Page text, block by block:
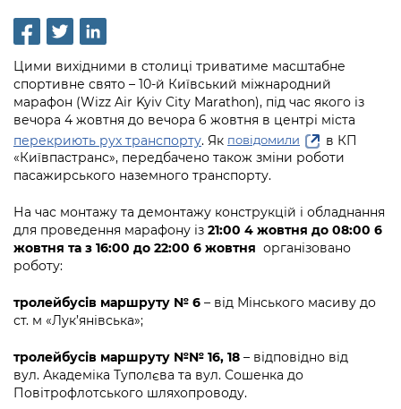
Проєкти розпоряджень, що
перебувають на погодженні КМВА
Рішення Київради
Контактна інформація
Графік роботи та прийому громадян
Вакансії
Статистика
Звернення громадян
Регуляторна діяльність
Промисловість і наука Києва
Освіта та навчальні заклади
Навколишнє середовище міста
Містобудування та земельні ділянки
Культура, спорт, дозвілля
Фінанси та бюджет
Безпека та правопорядок
Ритуальні послуги
Іноземцям / For foreigners
Пам'ятки культурної спадщини
Громадська експертиза
Консультації з громадськістю
Громадська рада
Петиції
Контактний центр
Рада з питань внутрішньо переміщених
адміністрації
«Ініціатива «Партнерство «Відкритий
Інформація з обмеженим доступом
Подати запит онлайн
Проекти нормативно-правових та
інших актів
Нормативна база
Питання і відповіді про публічну
інформацію
Порядок оскарження рішень, дій чи
Звіти про опрацювання запитів на
Інформація для споживачів
Медіагалерея
Підписатися на новини та анонси від
КМДА / Subscribe to announcements
from the KCSA
Порядок акредитації медіа /
Accreditation process
Submitting a media request
Зйомки в лікарнях в умовах воєнного
стану / Rules for media coverage of
Контакти для медіа / Contacts for mass
media
Портал Послуг
Цими вихідними в столиці триватиме масштабне
спортивне свято – 10-й Київський міжнародний
марафон (Wizz Air Kyiv City Marathon), під час якого із
вечора 4 жовтня до вечора 6 жовтня в центрі міста
перекриють рух транспорту. Як повідомили
в КП
«Київпастранс», передбачено також зміни роботи
пасажирського наземного транспорту.
На час монтажу та демонтажу конструкцій і обладнання
для проведення марафону із 21:00 4 жовтня до 08:00 6
жовтня та з 16:00 до 22:00 6 жовтня організовано
роботу:
тролейбусів маршруту № 6 – від Мінського масиву до
ст. м «Лук’янівська»;
тролейбусів маршруту №№ 16, 18 – відповідно від
вул. Академіка Туполєва та вул. Сошенка до
Повітрофлотського шляхопроводу.